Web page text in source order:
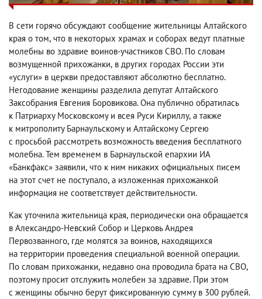
В сети горячо обсуждают сообщение жительницы Алтайского
края о том, что в некоторых храмах и соборах ведут платные
молебны во здравие воинов-участников СВО. По словам
возмущенной прихожанки, в других городах России эти
«услуги» в церкви предоставляют абсолютно бесплатно.
Негодование женщины разделила депутат Алтайского
Заксобрания Евгения Боровикова. Она публично обратилась
к Патриарху Московскому и всея Руси Кириллу, а также
к митрополиту Барнаульскому и Алтайскому Сергею
с просьбой рассмотреть возможность введения бесплатного
молебна. Тем временем в Барнаульской епархии ИА
«Банкфакс» заявили, что к ним никаких официальных писем
на этот счет не поступало, а изложенная прихожанкой
информация не соответствует действительности.
Как уточнила жительница края, периодически она обращается
в Александро-Невский Собор и Церковь Андрея
Первозванного, где молятся за воинов, находящихся
на территории проведения специальной военной операции.
По словам прихожанки, недавно она проводила брата на СВО,
поэтому просит отслужить молебен за здравие. При этом
с женщины обычно берут фиксированную сумму в 300 рублей.